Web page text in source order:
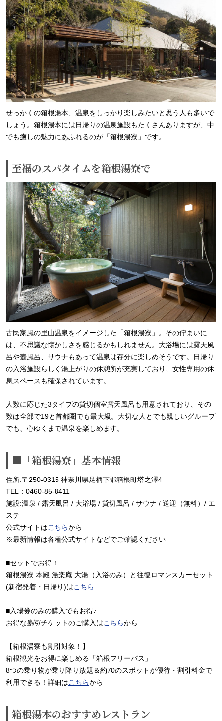
せっかくの箱根湯本、温泉をしっかり楽しみたいと思う人も多いで
しょう。箱根湯本には日帰りの温泉施設もたくさんありますが、中
でも癒しの魅力にあふれるのが「箱根湯寮」です。
至福のスパタイムを箱根湯寮で
古民家風の里山温泉をイメージした「箱根湯寮」。その佇まいに
は、不思議な懐かしさを感じるかもしれません。大浴場には露天風
呂や壺風呂、サウナもあって温泉は存分に楽しめそうです。日帰り
の入浴施設らしく湯上がりの休憩所が充実しており、女性専用の休
息スペースも確保されています。
人数に応じた3タイプの貸切個室露天風呂も用意されており、その
数は全部で19と首都圏でも最大級。大切な人とでも親しいグループ
でも、心ゆくまで温泉を楽しめます。
■「箱根湯寮」基本情報
住所:〒250-0315 神奈川県足柄下郡箱根町塔之澤4
TEL：0460-85-8411
施設:温泉 / 露天風呂 / 大浴場 / 貸切風呂 / サウナ / 送迎（無料）/ エ
ステ
公式サイトはこちらから
※最新情報は各種公式サイトなどでご確認ください
■セットでお得！
箱根湯寮 本殿 湯楽庵 大湯（入浴のみ）と往復ロマンスカーセット
(新宿発着・日帰り)はこちら
■入場券のみの購入でもお得♪
お得な割引チケットのご購入はこちらから
【箱根湯寮も割引対象！】
箱根観光をお得に楽しめる「箱根フリーパス」
8つの乗り物が乗り降り放題＆約70のスポットが優待・割引料金で
利用できる！詳細はこちらから
箱根湯本のおすすめレストラン